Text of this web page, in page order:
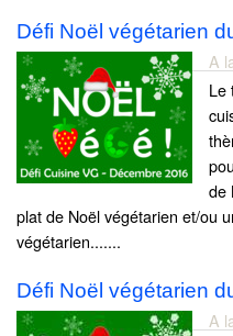
Défi Noël végétarien
A
Le
de
plat de Noël végétarien et/ou
végétarien.......
Défi Noël végétarien
A